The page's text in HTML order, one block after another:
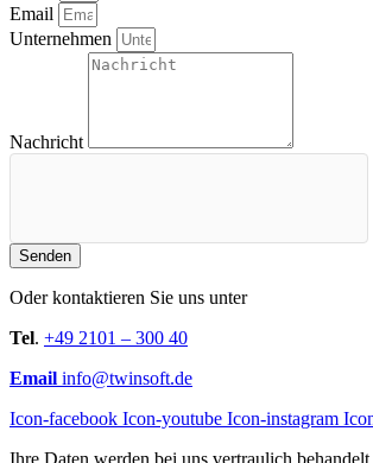
Email
Unternehmen
Nachricht
Senden
Oder kontaktieren Sie uns unter
Tel. +49 2101 – 300 40
Email info@twinsoft.de
Icon-facebook Icon-youtube Icon-instagram
Ihre Daten werden bei uns vertraulich